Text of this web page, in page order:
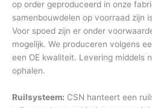
op order geproduceerd in onze
samenbouwdelen op voorraad zijn
Voor spoed zijn er onder
mogelijk. We produceren volgens
een OE kwaliteit. Levering middels
ophalen.
Ruilsysteem: CSN hanteert een